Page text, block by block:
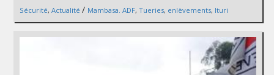
Sécurité, Actualité / Mambasa. ADF, Tueries, enlèvements, Ituri